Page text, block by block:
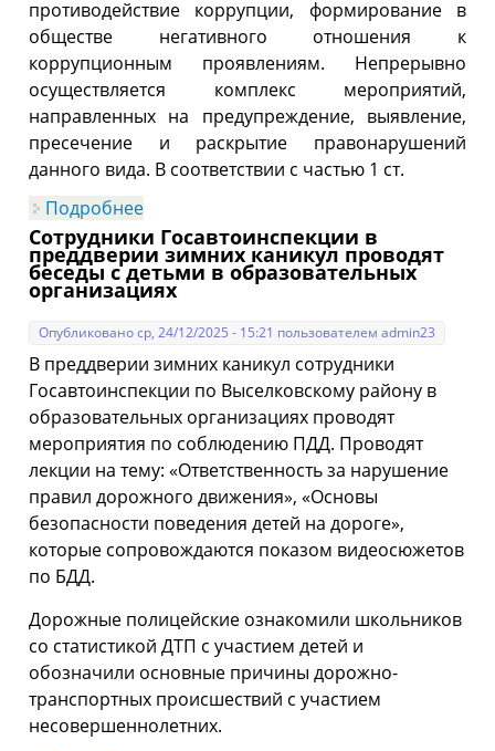
противодействие коррупции, формирование в
обществе негативного отношения к
коррупционным проявлениям. Непрерывно
осуществляется комплекс мероприятий,
направленных на предупреждение, выявление,
пресечение и раскрытие правонарушений
данного вида. В соответствии с частью 1 ст.
Подробнее
района информирует о последствиях
попыток склонения сотрудников к
совершению коррупционных
правонарушений
Сотрудники Госавтоинспекции в
преддверии зимних каникул проводят
беседы с детьми в образовательных
организациях
Опубликовано ср, 24/12/2025 - 15:21 пользователемadmin23
В преддверии зимних каникул сотрудники
Госавтоинспекции по Выселковскому району в
образовательных организациях проводят
мероприятия по соблюдению ПДД. Проводят
лекции на тему: «Ответственность за нарушение
правил дорожного движения», «Основы
безопасности поведения детей на дороге»,
которые сопровождаются показом видеосюжетов
по БДД.
Дорожные полицейские ознакомили школьников
со статистикой ДТП с участием детей и
обозначили основные причины дорожно-
транспортных происшествий с участием
несовершеннолетних.